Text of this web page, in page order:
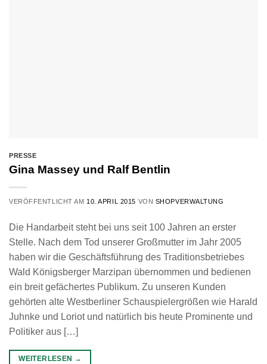
PRESSE
Gina Massey und Ralf Bentlin
VERÖFFENTLICHT AM 10. APRIL 2015 VON SHOPVERWALTUNG
Die Handarbeit steht bei uns seit 100 Jahren an erster
Stelle. Nach dem Tod unserer Großmutter im Jahr 2005
haben wir die Geschäftsführung des Traditionsbetriebes
Wald Königsberger Marzipan übernommen und bedienen
ein breit gefächertes Publikum. Zu unseren Kunden
gehörten alte Westberliner Schauspielergrößen wie Harald
Juhnke und Loriot und natürlich bis heute Prominente und
Politiker aus […]
WEITERLESEN →